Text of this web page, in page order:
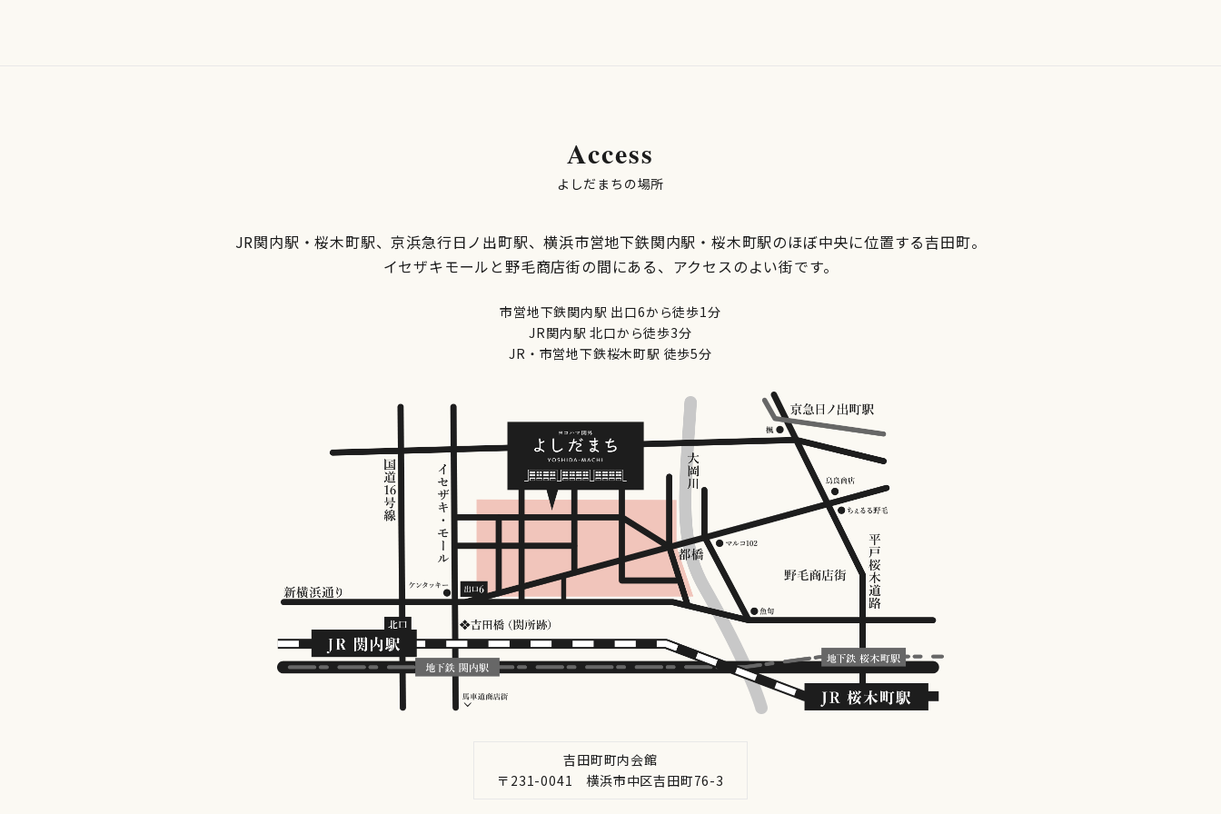
Access
よしだまちの場所
JR関内駅・桜木町駅、京浜急行日ノ出町駅、横浜市営地下鉄関内駅・桜木町駅のほぼ中央に位置する吉田町。
イセザキモールと野毛商店街の間にある、アクセスのよい街です。
市営地下鉄関内駅 出口6から徒歩1分
JR関内駅 北口から徒歩3分
JR・市営地下鉄桜木町駅 徒歩5分
吉田町町内会館
〒231-0041 横浜市中区吉田町76-3